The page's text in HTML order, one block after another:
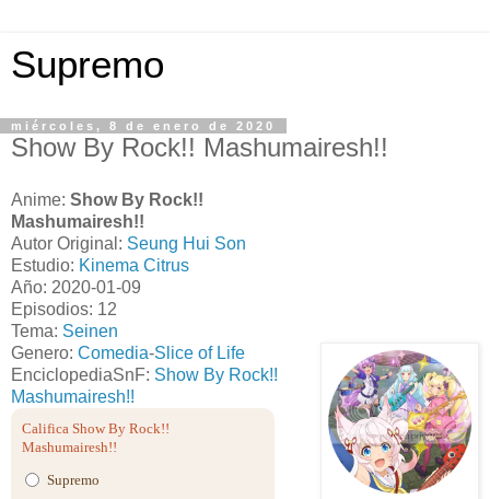
Supremo
miércoles, 8 de enero de 2020
Show By Rock!! Mashumairesh!!
Anime: Show By Rock!!
Mashumairesh!!
Autor Original: Seung Hui Son
Estudio: Kinema Citrus
Año: 2020-01-09
Episodios: 12
Tema: Seinen
Genero: Comedia-Slice of Life
EnciclopediaSnF: Show By Rock!!
Mashumairesh!!
Califica Show By Rock!!
Mashumairesh!!
Supremo